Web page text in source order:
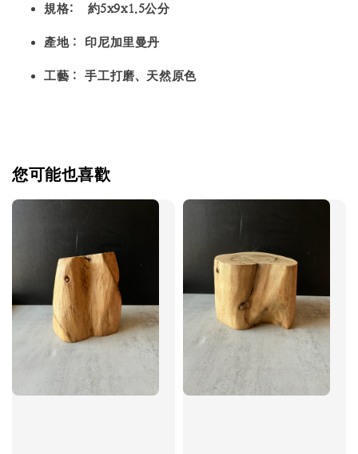
規格: 約5x9x1.5公分
產地： 印尼加里曼丹
工藝： 手工打磨、天然原色
您可能也喜歡